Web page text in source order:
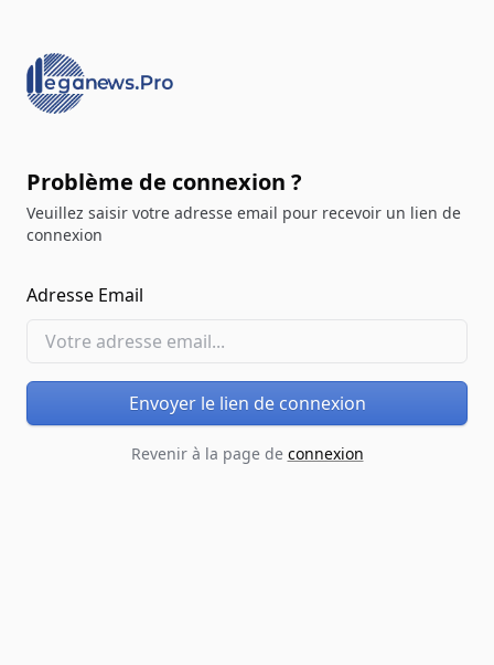
Problème de connexion ?
Veuillez saisir votre adresse email pour recevoir un lien de
connexion
Adresse Email
Envoyer le lien de connexion
Revenir à la page de connexion